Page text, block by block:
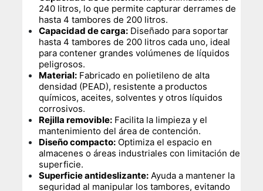
240 litros, lo que permite capturar derrames de
hasta 4 tambores de 200 litros.
Capacidad de carga: Diseñado para soportar
hasta 4 tambores de 200 litros cada uno, ideal
para contener grandes volúmenes de líquidos
peligrosos.
Material: Fabricado en polietileno de alta
densidad (PEAD), resistente a productos
químicos, aceites, solventes y otros líquidos
corrosivos.
Rejilla removible: Facilita la limpieza y el
mantenimiento del área de contención.
Diseño compacto: Optimiza el espacio en
almacenes o áreas industriales con limitación de
superficie.
Superficie antideslizante: Ayuda a mantener la
seguridad al manipular los tambores, evitando